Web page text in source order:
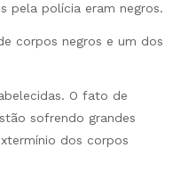
pela polícia eram negros.
corpos negros e um dos
O fato de
sofrendo grandes
dos corpos